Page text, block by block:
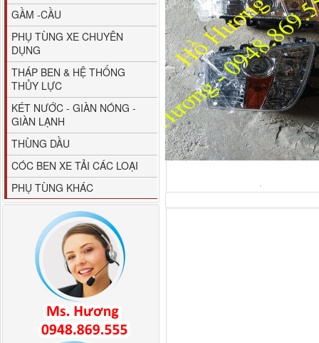
GẦM -CẦU
PHỤ TÙNG XE CHUYÊN
DỤNG
THÁP BEN & HỆ THỐNG
THỦY LỰC
KÉT NƯỚC - GIÀN NÓNG -
GIÀN LẠNH
THÙNG DẦU
CÓC BEN XE TẢI CÁC LOẠI
PHỤ TÙNG KHÁC
Gương chiếu hậu FAW
JH6 có sấy...
Giá bắt chắn bùn xe
Dongfeng...